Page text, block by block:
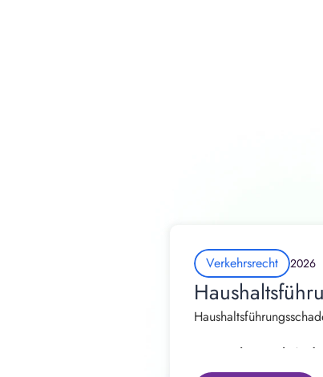
Verkehrsrecht 2026
Von Rechtsanwalt